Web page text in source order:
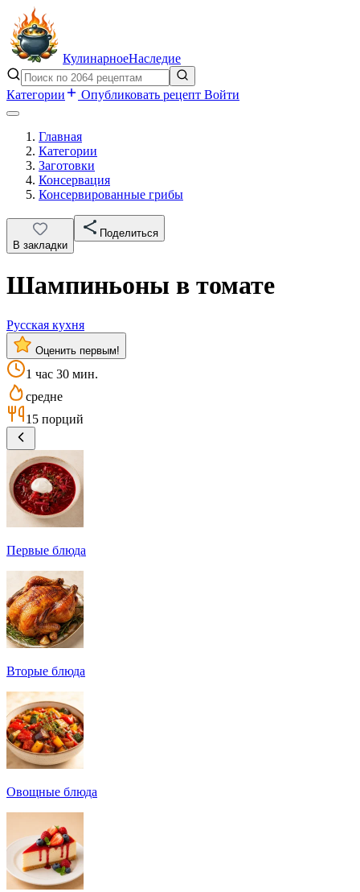
КулинарноеНаследие
Категории Опубликовать рецепт Войти
Главная
Категории
Заготовки
Консервация
Консервированные грибы
В закладки
Поделиться
Шампиньоны в томате
Русская кухня
Оценить первым!
1 час 30 мин.
средне
15 порций
Первые блюда
Вторые блюда
Овощные блюда